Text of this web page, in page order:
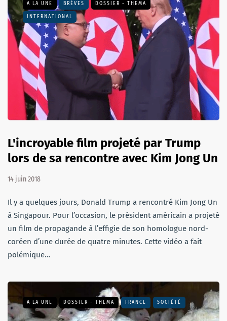
A LA UNE BRÈVES DOSSIER - THEMA
INTERNATIONAL
L'incroyable film projeté par Trump
lors de sa rencontre avec Kim Jong Un
14 juin 2018
Il y a quelques jours, Donald Trump a rencontré Kim Jong Un
à Singapour. Pour l’occasion, le président américain a projeté
un film de propagande à l’effigie de son homologue nord-
coréen d’une durée de quatre minutes. Cette vidéo a fait
polémique…
A LA UNE DOSSIER - THEMA FRANCE SOCIÉTÉ